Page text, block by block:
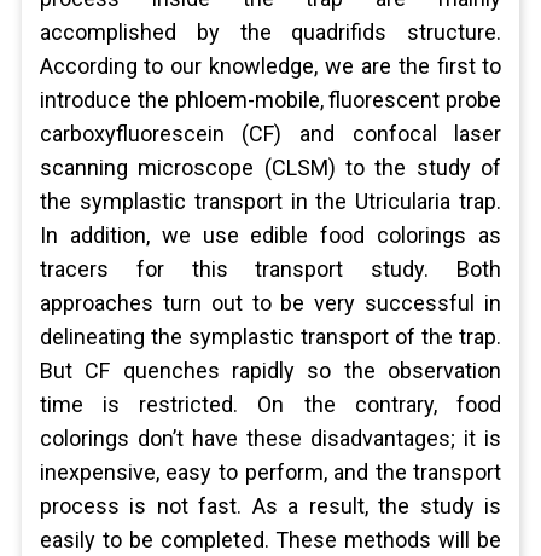
accomplished by the quadrifids structure.
According to our knowledge, we are the first to
introduce the phloem-mobile, fluorescent probe
carboxyfluorescein (CF) and confocal laser
scanning microscope (CLSM) to the study of
the symplastic transport in the Utricularia trap.
In addition, we use edible food colorings as
tracers for this transport study. Both
approaches turn out to be very successful in
delineating the symplastic transport of the trap.
But CF quenches rapidly so the observation
time is restricted. On the contrary, food
colorings don’t have these disadvantages; it is
inexpensive, easy to perform, and the transport
process is not fast. As a result, the study is
easily to be completed. These methods will be